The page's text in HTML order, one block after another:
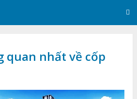
quan nhất về cốp